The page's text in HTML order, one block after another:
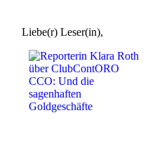
Liebe(r) Leser(in),